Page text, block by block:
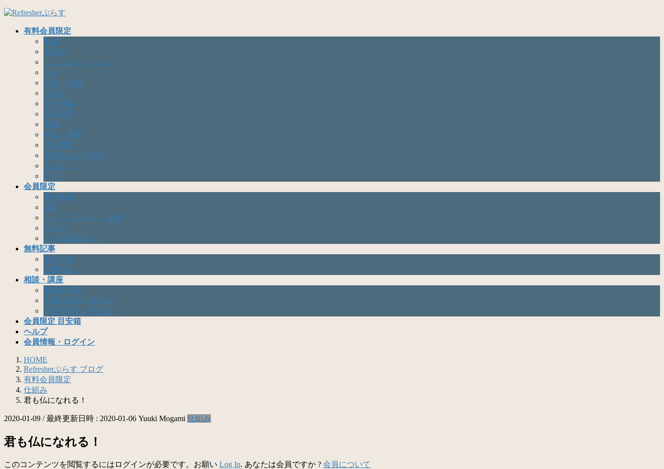
コ
ナ
有料会員限定
動画
心眼術
コミュニケーション
人格
恋愛・結婚
仕組み
親子関係
自己教育
発達
研究・考察
社会問題
幸福になる手引き
おはなし
日記
会員限定
無料動画
成長
ライフスタイル・健康
生き方
まだ見ぬ友人へ
無料記事
無料記事
推薦作品
相談・講座
開講中講座
対面相談のお申込み
電話相談のお申込み
会員限定 目安箱
ヘルプ
会員情報・ログイン
HOME
Refresherぷらす ブログ
有料会員限定
仕組み
君も仏になれる！
2020-01-09 / 最終更新日時 : 2020-01-06 Yuuki Mogami 仕組み
君も仏になれる！
このコンテンツを閲覧するにはログインが必要です。お願い Log In. あなたは会員ですか ? 会員について